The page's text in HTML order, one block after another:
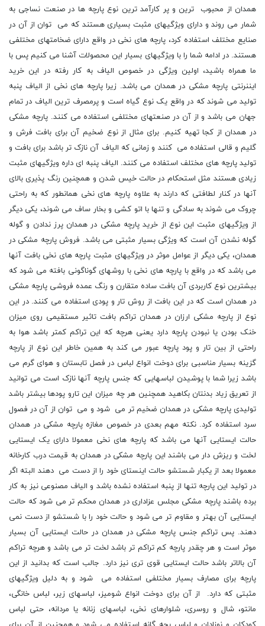
همدان از محبوب ترین و پر کارآمد ترین نوع پارچه ها در صنعت نساجی به
شمار می روند و دارای ویژگیهای مثبت بسیاری هستند که می توان از آن در
صنایع مختلف استفاده کرد، پارچه های نخی در واقع دارای ضخامتهای مختلفی
هستند. در ادامه شما را با ویژگیهای بسیار این محصولات آشنا می کنیم پس با
ما همراه باشید، اولین ویژگی در خصوص الیاف به کار رفته در این خرید
ایننرنتی پارچه مشکی در همدان می باشد. زیرا پارچه های نخی از الیاف پنبه
تولید می شوند که در واقع یک نوع گیاه است و پرمصرف ترین الیاف در تمام
جهان می باشد و از آن در صنعتهای مختلفی استفاده می کنند. پارچه مشکی
در همدان از کجا تهیه کنیم. برای مثال از نوع ضخیم آن برای بافت فرش و
گلیم و قالی استفاده می کنند و زمانی که الیاف آن نازک تر باشد برای بافت و
تولید پارچه های مختلف استفاده می کنند. الیاف پنبه ای داره ویژگیهای مثبت
زیادی هستند مثل استحکام در حالت خیس شدن و همچنین رنگ پذیری بالای
آنها در کنار لطافتی که دارند به علاوه پارچه های نخی همانطور که به راحتی
چروک می شوند به سادگی و تنها با اتو کشی و بخار ساف می شوند، یکی دیگر
از ویژگیهای مثبت این نوع از خرید پارچه مشکی در همدان پرز ندادن و گوله
گوله نشدن آن است که ویژگی بسیار مثبتی می باشد. فروش پارچه مشکی در
همدان، یکی دیگر از عوامل موثر در ویژگیهای مثبت پارچه های نخی بافت آنها
می باشد که در واقع با پارچه های نخی با روشهای گوناگونی بافته می شود که
بیشترین نوع کاربردی آن بافت ساده متقارن و رنگ عمده فروشی پارچه مشکی
در همدان است که در این بافت از روش تار و پودی استفاده می کنند. در این
نوع از پارچه مشکی ارزان در همدان تراکم بافت تاثیر مستقیمی روی میزان
خنک بودن یا نبودن پارچه دارد یعنی هرچه که این تراکم کمتر باشد هوا به
راحتی از بین تار و پود پارچه عبور می کند به همین خاطر این نوع از پارچه
گزینه بسیار مناسبی برای دوخت انواع لباس در فصل تابستان و هوای گرم می
باشد زیرا شما با پوشیدن لباسهایی که جنس پارچه آنها نازک است می توانید
از تعریق زیاد بدنتان بکاهید همچنین هر چه میزان این تارو پودها بیشتر باشد
تولیدی پارچه مشکی در همدان ضخیم تر می شود و می توان از آن در فصول
سرد استفاده کرد. نکته مهم بعدی در خصوص مغازه پارچه مشکی در همدان
حالت ایستایی آنها می باشد که پارچه های نخی معمولا دارای یک ایستایی
لخت و ریزش دار می باشند این پارچه مشکی در همدان به قیمت درب کارخانه
معمولا بعد از یکبار شستشو حالت اینستای خود را از دست می دهند البته اگر
در تولید این پارچه تنها از پنبه استفاده نشده باشد و الیاف مصنوعی نیز به کار
برده باشند پارچه مشکی مجلس عزاداری در همدان محکم تر می شود که حالت
ایستایی آن بهتر و مقاوم تر می شود و حالت خود را با شستشو از دست نمی
دهند. پس تراکم جنس پارچه مشکی در همدان در حالت ایستایی آن بسیار
موثر است و هر چقدر پارچه کم تراکم تر باشد لخت تر می باشد و هرچه تراکم
آن بالاتر باشد حالت ایستایی قوی تری نیز دارد. جالب است که بدانید از این
پارچه برای مصارف بسیار مختلفی استفاده می شود و به دلیل ویژگیهای
مثبتی که دارد. از آن برای دوخت انواع شومیز، لباسهای زیر، لباس خانگی،
مانتو، شال و روسری، شلوارهای نخی، لباسهای زنانه یا مردانه، حتی لباس